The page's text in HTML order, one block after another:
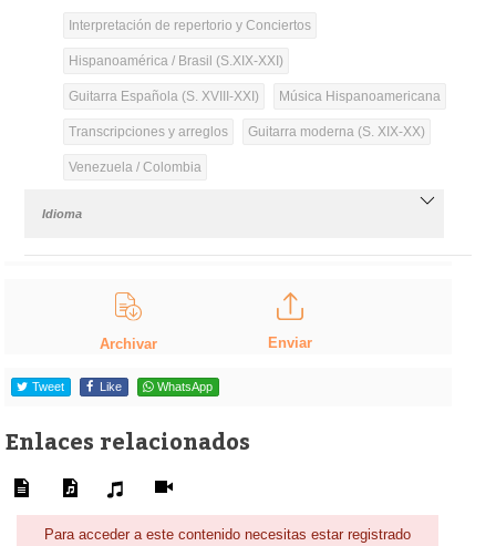
Interpretación de repertorio y Conciertos
Hispanoamérica / Brasil (S.XIX-XXI)
Guitarra Española (S. XVIII-XXI) Música Hispanoamericana
Transcripciones y arreglos Guitarra moderna (S. XIX-XX)
Venezuela / Colombia
Idioma
Archivar Enviar
Tweet Like WhatsApp
Enlaces relacionados
Para acceder a este contenido necesitas estar registrado